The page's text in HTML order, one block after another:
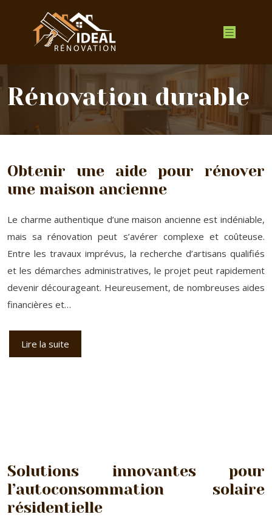
Rénovation durable
Obtenir une aide pour rénover
une maison ancienne
Le charme authentique d’une maison ancienne est indéniable,
mais sa rénovation peut s’avérer complexe et coûteuse.
Entre les travaux imprévus, la recherche d’artisans qualifiés
et les démarches administratives, le projet peut rapidement
devenir décourageant. Heureusement, de nombreuses aides
financières et…
Lire la suite
Solutions innovantes pour
l’autoconsommation solaire
résidentielle